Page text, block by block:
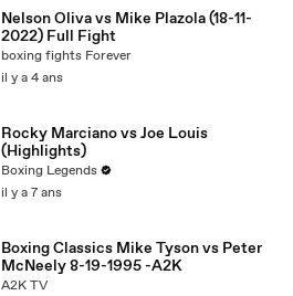
Nelson Oliva vs Mike Plazola (18-11-
2022) Full Fight
boxing fights Forever
il y a 4 ans
Rocky Marciano vs Joe Louis
(Highlights)
Boxing Legends
il y a 7 ans
Boxing Classics Mike Tyson vs Peter
McNeely 8-19-1995 -A2K
A2K TV